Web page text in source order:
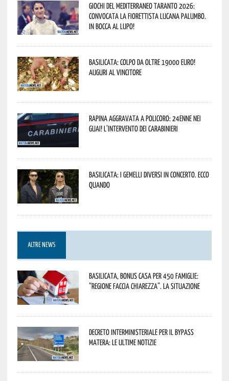
Giochi del Mediterraneo Taranto 2026:
convocata la fiorettista lucana Palumbo.
In bocca al lupo!
Basilicata: colpo da oltre 19000 Euro!
Auguri al vincitore
Rapina aggravata a Policoro: 24enne nei
guai! L’intervento dei Carabinieri
Basilicata: i Gemelli DiVersi in concerto. Ecco
quando
ALTRE NEWS
Basilicata, Bonus casa per 450 famiglie:
“Regione faccia chiarezza”. La situazione
Decreto interministeriale per il Bypass
Matera: le ultime notizie